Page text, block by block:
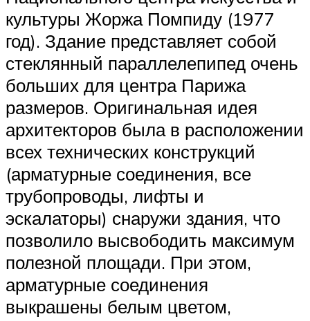
культуры Жоржа Помпиду (1977
год). Здание представляет собой
стеклянный параллелепипед очень
больших для центра Парижа
размеров. Оригинальная идея
архитекторов была в расположении
всех технических конструкций
(арматурные соединения, все
трубопроводы, лифты и
эскалаторы) снаружи здания, что
позволило высвободить максимум
полезной площади. При этом,
арматурные соединения
выкрашены белым цветом,